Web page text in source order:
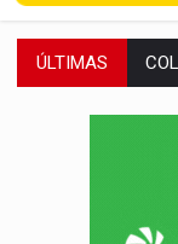
ÚLTIMAS